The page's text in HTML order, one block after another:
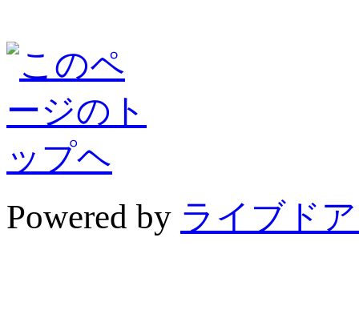
Powered by ライブド